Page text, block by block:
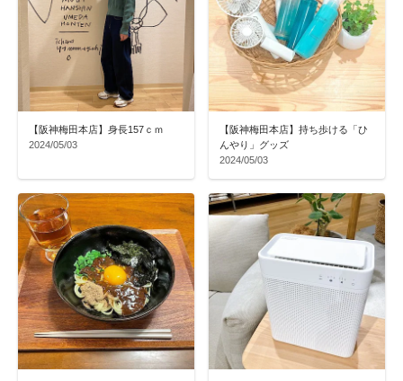
【阪神梅田本店】身長157ｃｍ
2024/05/03
【阪神梅田本店】持ち歩ける「ひ
んやり」グッズ
2024/05/03